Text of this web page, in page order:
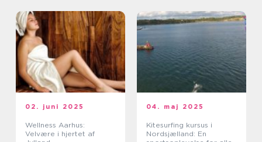
02. juni 2025
Wellness Aarhus:
Velvære i hjertet af
04. maj 2025
Kitesurfing kursus i
Nordsjælland: En